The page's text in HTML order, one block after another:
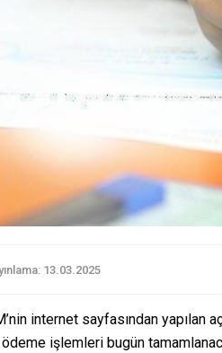
13.03.2025
internet sayfasından yapılan
işlemleri bugün